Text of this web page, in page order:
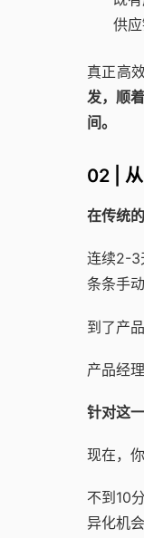
供
真正高
发，顺
间。
02 |
在传统
连续2-3
条条手
到了产
产品经
针对这
现在，
不到10
异化机会